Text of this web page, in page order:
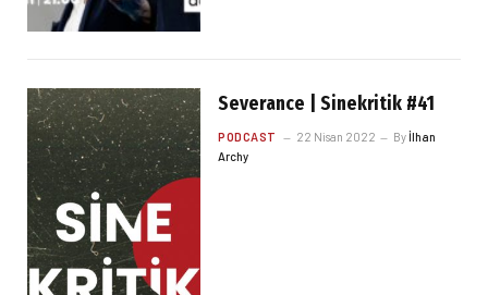
Severance | Sinekritik #41
PODCAST 22 Nisan 2022 Byİlhan
Archy